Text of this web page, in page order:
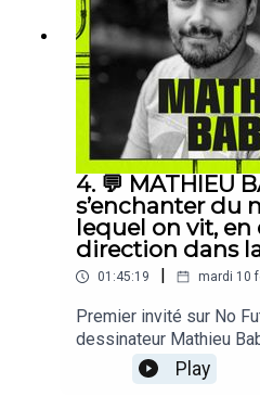
4. 💬 MATHIEU
s’enchanter du
lequel on vit,
direction dans
01:45:19 | mardi 10
Premier invité sur No
dessinateur Mathieu
Play